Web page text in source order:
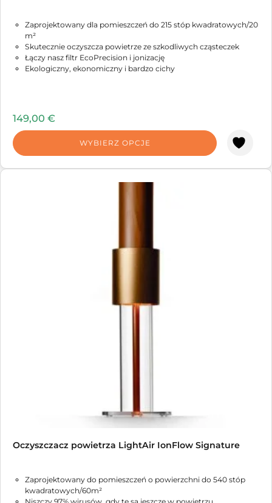
Zaprojektowany dla pomieszczeń do 215 stóp kwadratowych/20
m²
Skutecznie oczyszcza powietrze ze szkodliwych cząsteczek
Łączy nasz filtr EcoPrecision i jonizację
Ekologiczny, ekonomiczny i bardzo cichy
149,00 €
WYBIERZ OPCJE
Oczyszczacz powietrza LightAir IonFlow Signature
Zaprojektowany do pomieszczeń o powierzchni do 540 stóp
kwadratowych/60m²